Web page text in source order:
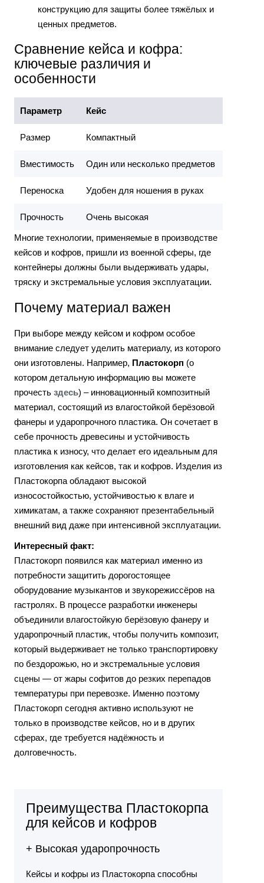
конструкцию для защиты более тяжёлых и
ценных предметов.
Сравнение кейса и кофра:
ключевые различия и
особенности
Параметр Кейс
Размер Компактный
Вместимость Один или несколько предметов
Переноска Удобен для ношения в руках
Прочность Очень высокая
Многие технологии, применяемые в производстве
кейсов и кофров, пришли из военной сферы, где
контейнеры должны были выдерживать удары,
тряску и экстремальные условия эксплуатации.
Почему материал важен
При выборе между кейсом и кофром особое
внимание следует уделить материалу, из которого
они изготовлены. Например, Пластокорп (о
котором детальную информацию вы можете
прочесть здесь) – инновационный композитный
материал, состоящий из влагостойкой берёзовой
фанеры и ударопрочного пластика. Он сочетает в
себе прочность древесины и устойчивость
пластика к износу, что делает его идеальным для
изготовления как кейсов, так и кофров. Изделия из
Пластокорпа обладают высокой
износостойкостью, устойчивостью к влаге и
химикатам, а также сохраняют презентабельный
внешний вид даже при интенсивной эксплуатации.
Интересный факт:
Пластокорп появился как материал именно из
потребности защитить дорогостоящее
оборудование музыкантов и звукорежиссёров на
гастролях. В процессе разработки инженеры
объединили влагостойкую берёзовую фанеру и
ударопрочный пластик, чтобы получить композит,
который выдерживает не только транспортировку
по бездорожью, но и экстремальные условия
сцены — от жары софитов до резких перепадов
температуры при перевозке. Именно поэтому
Пластокорп сегодня активно используют не
только в производстве кейсов, но и в других
сферах, где требуется надёжность и
долговечность.
Преимущества Пластокорпа
для кейсов и кофров
+ Высокая ударопрочность
Кейсы и кофры из Пластокорпа способны